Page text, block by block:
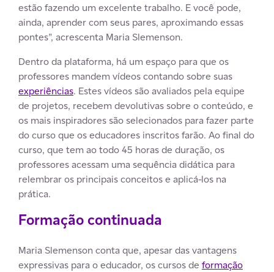
estão fazendo um excelente trabalho. E você pode,
ainda, aprender com seus pares, aproximando essas
pontes”, acrescenta Maria Slemenson.
Dentro da plataforma, há um espaço para que os
professores mandem vídeos contando sobre suas
experiências. Estes vídeos são avaliados pela equipe
de projetos, recebem devolutivas sobre o conteúdo, e
os mais inspiradores são selecionados para fazer parte
do curso que os educadores inscritos farão. Ao final do
curso, que tem ao todo 45 horas de duração, os
professores acessam uma sequência didática para
relembrar os principais conceitos e aplicá-los na
prática.
Formação continuada
Maria Slemenson conta que, apesar das vantagens
expressivas para o educador, os cursos de formação